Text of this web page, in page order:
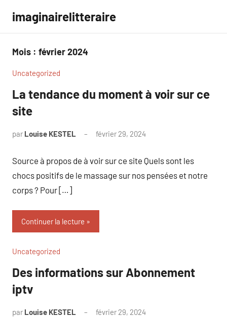
contenu
imaginairelitteraire
Mois : février 2024
Uncategorized
La tendance du moment à voir sur ce
site
par Louise KESTEL février 29, 2024
Source à propos de à voir sur ce site Quels sont les
chocs positifs de le massage sur nos pensées et notre
corps ? Pour […]
Continuer la lecture
Uncategorized
Des informations sur Abonnement
iptv
par Louise KESTEL février 29, 2024